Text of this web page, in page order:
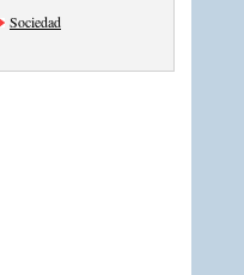
Sociedad